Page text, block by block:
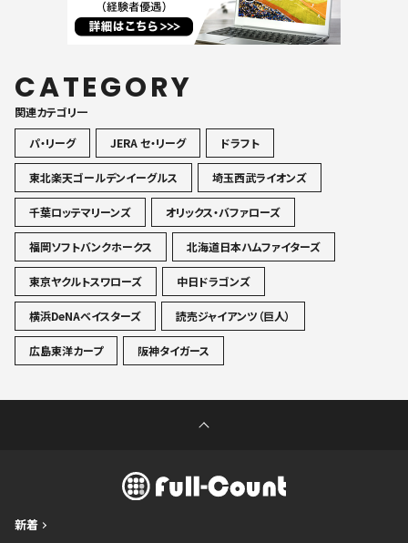
CATEGORY
関連カテゴリ一
パ・リーグ
JERA セ・リーグ ドラフト
東北楽天ゴールデンイーグルス 埼玉西武ライオンズ
千葉ロッテマリーンズ オリックス・バファローズ
福岡ソフトバンクホークス 北海道日本ハムファイターズ
東京ヤクルトスワローズ 中日ドラゴンズ
横浜DeNAベイスターズ 読売ジャイアンツ（巨人）
広島東洋カープ 阪神タイガース
新着